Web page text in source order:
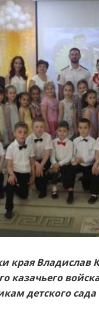
края Владислав
казачьего
детского